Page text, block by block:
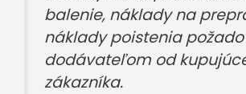
balenie, náklady na
náklady poistenia
dodávateľom od
zákazníka.